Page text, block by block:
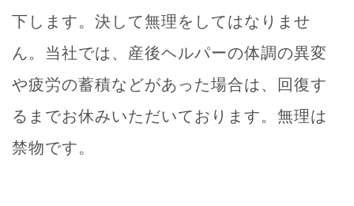
下します。決して無理をしてはなりませ
ん。当社では、産後ヘルパーの体調の異変
や疲労の蓄積などがあった場合は、回復す
るまでお休みいただいております。無理は
禁物です。